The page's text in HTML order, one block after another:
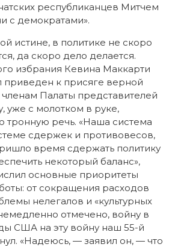
республиканцев Митчем
с демократами».
истине, в политике не скоро
да скоро дело делается.
избрания Кевина Маккарти
к присяге верной
Палаты представителей
уже с молотком в руке,
тронную речь. «Наша система
сдержек и противовесов,
время сдержать политику
некоторый баланс»,
основные приоритеты
от сокращения расходов
нелегалов и «культурных
отмечено, войну в
США на эту войну наш 55-й
«Надеюсь, — заявил он, — что